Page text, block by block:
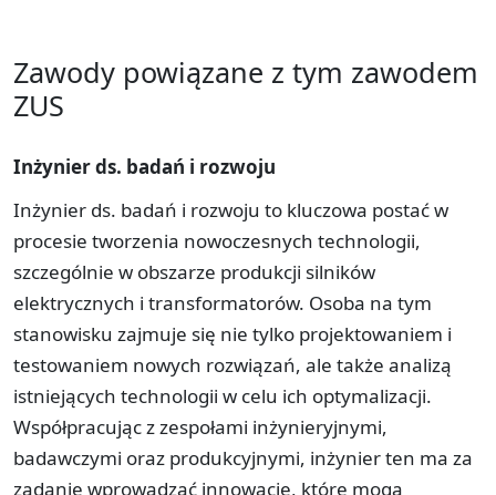
Zawody powiązane z tym zawodem
ZUS
Inżynier ds. badań i rozwoju
Inżynier ds. badań i rozwoju to kluczowa postać w
procesie tworzenia nowoczesnych technologii,
szczególnie w obszarze produkcji silników
elektrycznych i transformatorów. Osoba na tym
stanowisku zajmuje się nie tylko projektowaniem i
testowaniem nowych rozwiązań, ale także analizą
istniejących technologii w celu ich optymalizacji.
Współpracując z zespołami inżynieryjnymi,
badawczymi oraz produkcyjnymi, inżynier ten ma za
zadanie wprowadzać innowacje, które mogą